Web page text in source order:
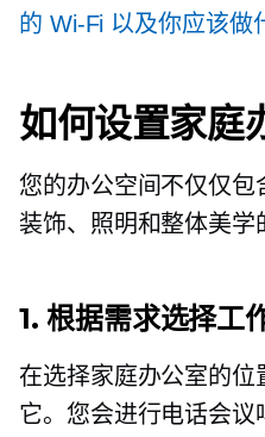
的 Wi-Fi 以及你应该做
如何设置家庭
您的办公空间不仅仅包
装饰、照明和整体美学
1. 根据需求选择工
在选择家庭办公室的位
它。您会进行电话会议